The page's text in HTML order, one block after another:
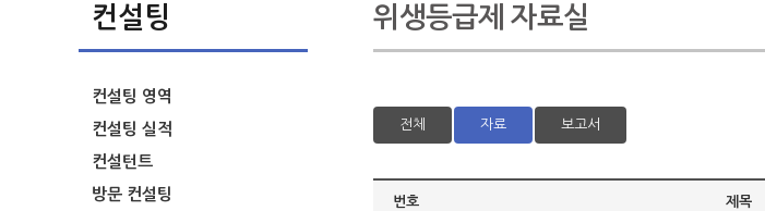
컨설팅
컨설팅 영역
컨설팅 실적
컨설턴트
방문 컨설팅
위생등급제 자료실
전체 자료 보고서
번호 제목